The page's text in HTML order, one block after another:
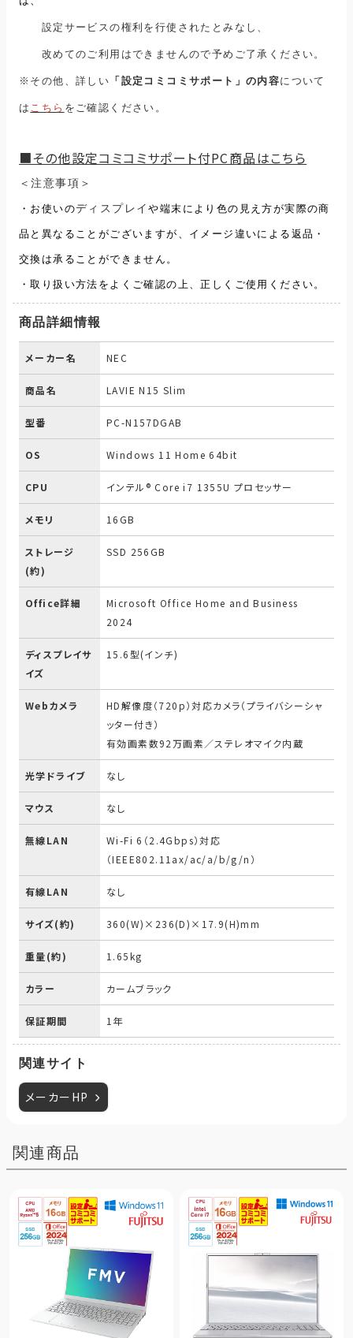
設定サービスの権利を行使されたとみなし、
改めてのご利用はできませんので予めご了承ください。
※その他、詳しい 「設定コミコミサポート」の内容について
は こちら をご確認ください。
■その他設定コミコミサポート付PC商品はこちら
＜注意事項＞
・お使いのディスプレイや端末により色の見え方が実際の商
品と異なることがございますが、 イメージ違いによる返品・
交換は承ることができません。
・取り扱い方法をよくご確認の上、正しくご使用ください。
商品詳細情報
メーカー名 NEC
商品名 LAVIE N15 Slim
型番 PC-N157DGAB
OS Windows 11 Home 64bit
CPU インテル® Core i7 1355U プロセッサー
メモリ 16GB
ストレージ
(約)
SSD 256GB
Office詳細
Microsoft Office Home and Business
2024
ディスプレイサ
イズ
15.6型(インチ)
Webカメラ
HD解像度（720p）対応カメラ（プライバシーシャ
ッター付き）
有効画素数92万画素／ステレオマイク内蔵
光学ドライブ なし
マウス なし
無線LAN
Wi-Fi 6（2.4Gbps）対応
（IEEE802.11ax/ac/a/b/g/n）
有線LAN なし
サイズ(約) 360(W)×236(D)×17.9(H)mm
重量(約) 1.65kg
カラー カームブラック
保証期間 1年
関連サイト
メーカーHP
関連商品